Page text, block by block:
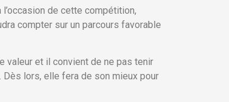
de cette compétition,
compter sur un parcours favorable
valeur et il convient de ne pas tenir
lors, elle fera de son mieux pour